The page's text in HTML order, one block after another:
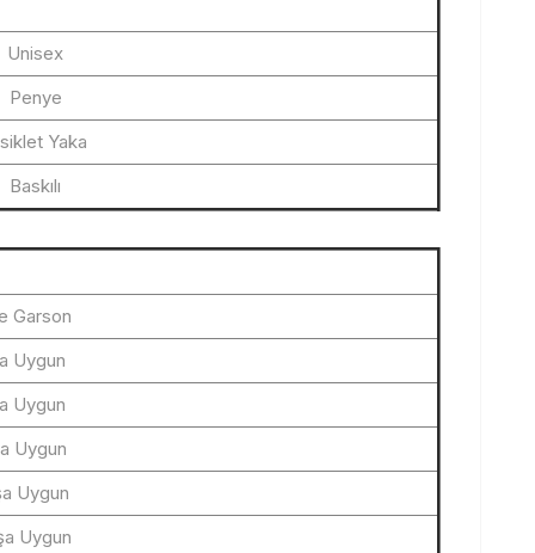
Unisex
Penye
Yaka
Baskılı
Garson
Uygun
Uygun
Uygun
Uygun
Uygun